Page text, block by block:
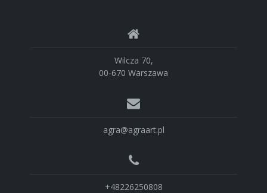
Wilcza 70,
00-670 Warszawa
agra@agraart.pl
+48226250808